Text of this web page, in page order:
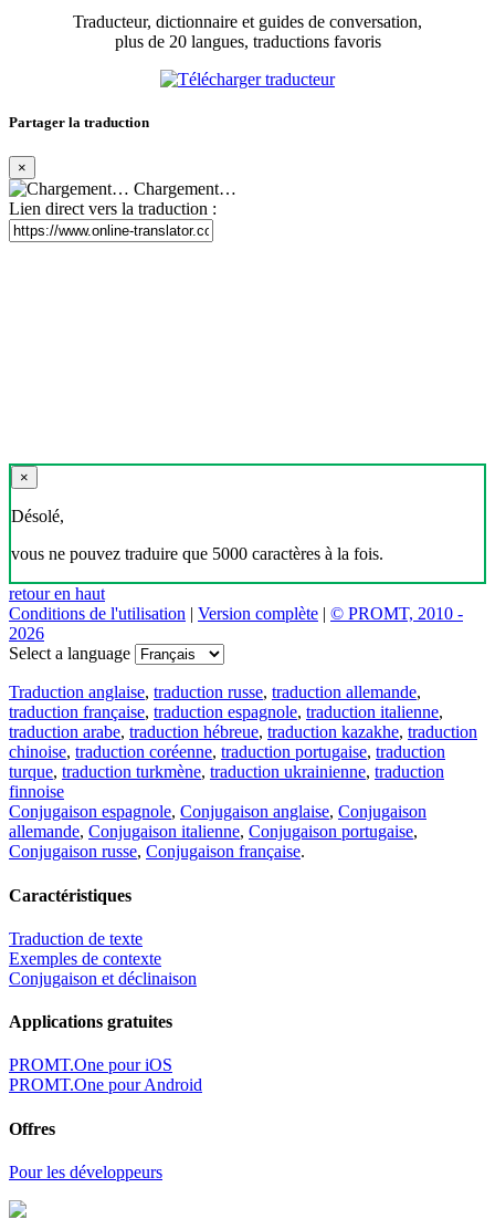
Traducteur, dictionnaire et guides de conversation,
plus de 20 langues, traductions favoris
Partager la traduction
×
Chargement…
Lien direct vers la traduction :
×
Désolé,
vous ne pouvez traduire que 5000 caractères à la fois.
retour en haut
Conditions de l'utilisation | Version complète | © PROMT, 2010 -
2026
Select a language
Traduction anglaise, traduction russe, traduction allemande,
traduction française, traduction espagnole, traduction italienne,
traduction arabe, traduction hébreue, traduction kazakhe, traduction
chinoise, traduction coréenne, traduction portugaise, traduction
turque, traduction turkmène, traduction ukrainienne, traduction
finnoise
Conjugaison espagnole, Conjugaison anglaise, Conjugaison
allemande, Conjugaison italienne, Conjugaison portugaise,
Conjugaison russe, Conjugaison française.
Caractéristiques
Traduction de texte
Exemples de contexte
Conjugaison et déclinaison
Applications gratuites
PROMT.One pour iOS
PROMT.One pour Android
Offres
Pour les développeurs